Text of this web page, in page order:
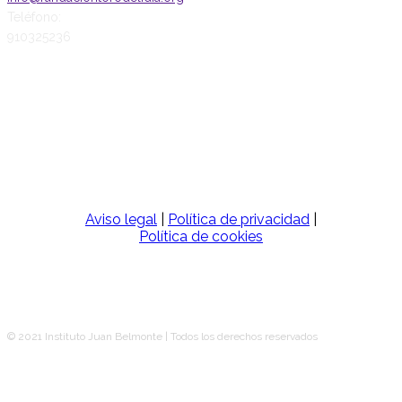
Aviso legal Política de privacidad
Política de cookies
© 2021 Instituto Juan Belmonte | Todos los derechos reservados